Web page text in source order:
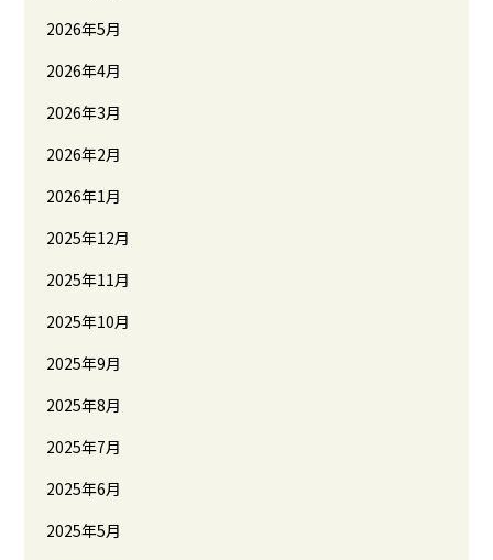
2026年5月
2026年4月
2026年3月
2026年2月
2026年1月
2025年12月
2025年11月
2025年10月
2025年9月
2025年8月
2025年7月
2025年6月
2025年5月